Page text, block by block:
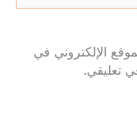
الإلكتروني في
تعليقي.